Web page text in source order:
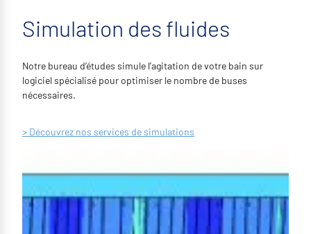
Simulation des fluides
Notre bureau d’études simule l’agitation de votre bain sur
logiciel spécialisé pour optimiser le nombre de buses
nécessaires.
> Découvrez nos services de simulations